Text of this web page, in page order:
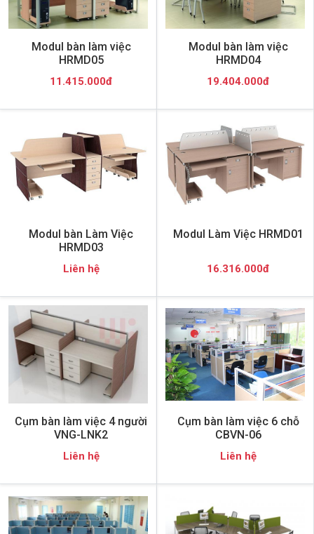
Modul bàn làm việc
HRMD05
11.415.000đ
Modul bàn làm việc
HRMD04
19.404.000đ
Modul bàn Làm Việc
HRMD03
Liên hệ
Modul Làm Việc HRMD01
16.316.000đ
Cụm bàn làm việc 4 người
VNG-LNK2
Liên hệ
Cụm bàn làm việc 6 chỗ
CBVN-06
Liên hệ